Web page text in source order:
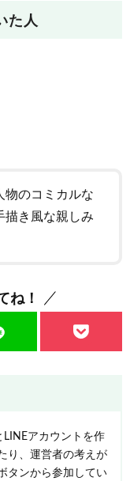
た人
物のコミカルな
描き風な親しみ
ね！
アカウントを作
り、運営者の考えが
タンから参加してい